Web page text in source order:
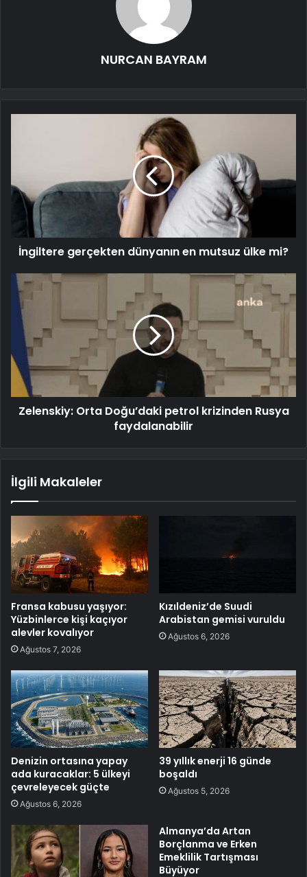
NURCAN BAYRAM
İngiltere gerçekten dünyanın en mutsuz ülke mi?
Zelenskiy: Orta Doğu’daki petrol krizinden Rusya
faydalanabilir
İlgili Makaleler
Fransa kabusu yaşıyor:
Yüzbinlerce kişi kaçıyor
alevler kovalıyor
Ağustos 7, 2026
Kızıldeniz’de Suudi
Arabistan gemisi vuruldu
Ağustos 6, 2026
Denizin ortasına yapay
ada kuracaklar: 5 ülkeyi
çevreleyecek güçte
Ağustos 6, 2026
39 yıllık enerji 16 günde
boşaldı
Ağustos 5, 2026
Almanya’da Artan
Borçlanma ve Erken
Emeklilik Tartışması
Büyüyor